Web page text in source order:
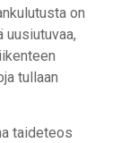
on
tullaan
taideteos